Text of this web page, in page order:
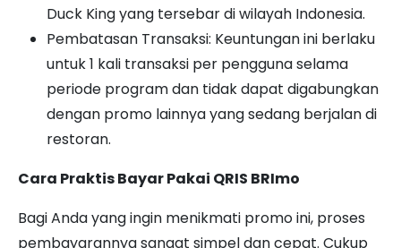
Duck King yang tersebar di wilayah Indonesia.
Pembatasan Transaksi: Keuntungan ini berlaku
untuk 1 kali transaksi per pengguna selama
periode program dan tidak dapat digabungkan
dengan promo lainnya yang sedang berjalan di
restoran.
Cara Praktis Bayar Pakai QRIS BRImo
Bagi Anda yang ingin menikmati promo ini, proses
pembayarannya sangat simpel dan cepat. Cukup